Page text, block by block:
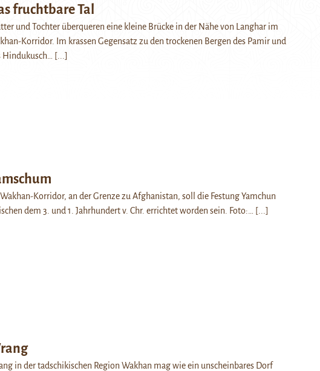
fruchtbare Tal
und Tochter überqueren eine kleine Brücke in der Nähe von Langhar im
Korridor. Im krassen Gegensatz zu den trockenen Bergen des Pamir und
Hindukusch…
[...]
Wakhan-Korridor, an der Grenze zu Afghanistan, soll die Festung Yamchun
dem 3. und 1. Jahrhundert v. Chr. errichtet worden sein. Foto:…
[...]
in der tadschikischen Region Wakhan mag wie ein unscheinbares Dorf